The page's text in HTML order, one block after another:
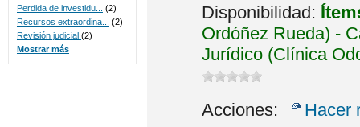
Disponibilidad:
Ordóñez Rueda) -
Jurídico (Clínica
Acciones: Hacer
Perdida de investidu...
(2)
Recursos extraordina...
(2)
Revisión judicial (2)
Mostrar más